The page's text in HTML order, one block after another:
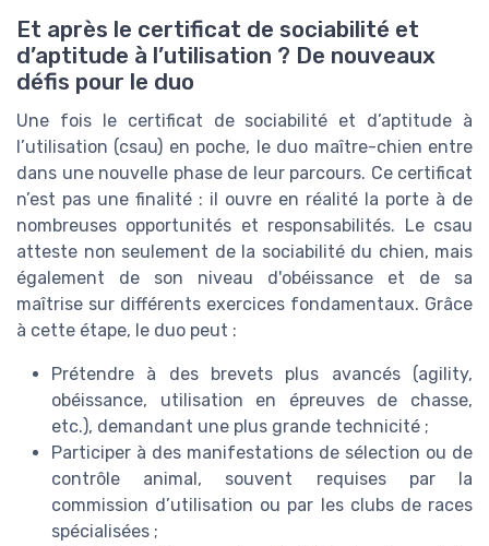
Et après le certificat de sociabilité et
d’aptitude à l’utilisation ? De nouveaux
défis pour le duo
Une fois le certificat de sociabilité et d’aptitude à
l’utilisation (csau) en poche, le duo maître-chien entre
dans une nouvelle phase de leur parcours. Ce certificat
n’est pas une finalité : il ouvre en réalité la porte à de
nombreuses opportunités et responsabilités. Le csau
atteste non seulement de la sociabilité du chien, mais
également de son niveau d'obéissance et de sa
maîtrise sur différents exercices fondamentaux. Grâce
à cette étape, le duo peut :
Prétendre à des brevets plus avancés (agility,
obéissance, utilisation en épreuves de chasse,
etc.), demandant une plus grande technicité ;
Participer à des manifestations de sélection ou de
contrôle animal, souvent requises par la
commission d’utilisation ou par les clubs de races
spécialisées ;